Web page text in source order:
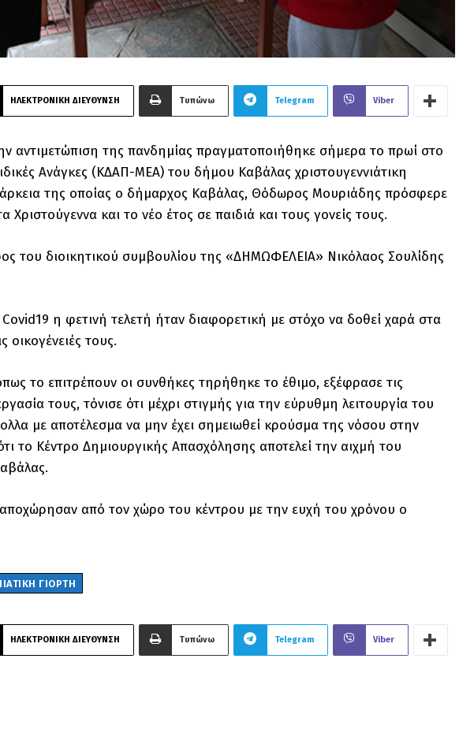
ΗΛΕΚΤΡΟΝΙΚΗ ΔΙΕΥΘΥΝΣΗ Τυπώνω Telegram Viber
αντιμετώπιση της πανδημίας πραγματοποιήθηκε σήμερα το πρωί στο
Ανάγκες (ΚΔΑΠ-ΜΕΑ) του δήμου Καβάλας χριστουγεννιάτικη
της οποίας ο δήμαρχος Καβάλας, Θόδωρος Μουριάδης πρόσφερε
Χριστούγεννα και το νέο έτος σε παιδιά και τους γονείς τους.
του διοικητικού συμβουλίου της «ΔΗΜΩΦΕΛΕΙΑ» Νικόλαος Σουλίδης
η φετινή τελετή ήταν διαφορετική με στόχο να δοθεί χαρά στα
οικογένειές τους.
το επιτρέπουν οι συνθήκες τηρήθηκε το έθιμο, εξέφρασε τις
τους, τόνισε ότι μέχρι στιγμής για την εύρυθμη λειτουργία του
με αποτέλεσμα να μην έχει σημειωθεί κρούσμα της νόσου στην
το Κέντρο Δημιουργικής Απασχόλησης αποτελεί την αιχμή του
από τον χώρο του κέντρου με την ευχή του χρόνου ο
ΓΙΟΡΤΉ
ΗΛΕΚΤΡΟΝΙΚΗ ΔΙΕΥΘΥΝΣΗ Τυπώνω Telegram Viber